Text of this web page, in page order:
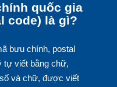
quốc gia
code) là gì?
bưu chính, postal
tự viết bằng chữ,
và chữ, được viết